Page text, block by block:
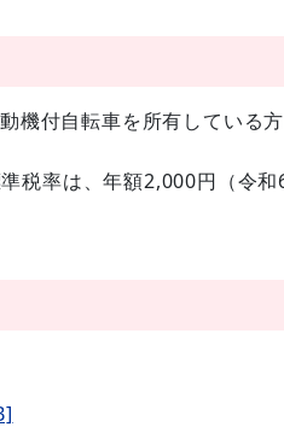
機付自転車を所有している
率は、年額2,000円（令和